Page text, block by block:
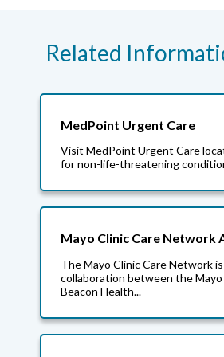
Related
MedPoint Urgent Care
Visit MedPoint Urgent Care
for non-life-threatening
Mayo Clinic Care Network
The Mayo Clinic Care Network
collaboration between the Mayo
Beacon Health...